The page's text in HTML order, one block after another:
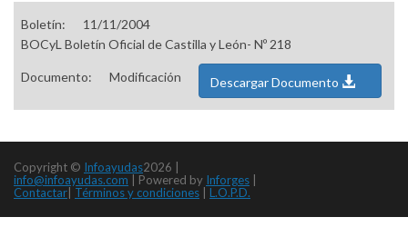
Boletín:
11/11/2004
BOCyL Boletín Oficial de Castilla y León- Nº 218
Documento: Modificación Descargar Documento
Copyright © Infoayudas2026 |
info@infoayudas.com
Powered by Inforges
Contactar Términos y condiciones L.O.P.D.